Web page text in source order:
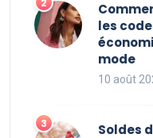
les
mode
10 août
Soldes